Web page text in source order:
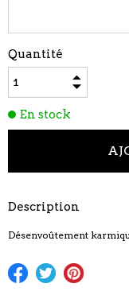
Quantité
En stock
Description
Désenvoûtement